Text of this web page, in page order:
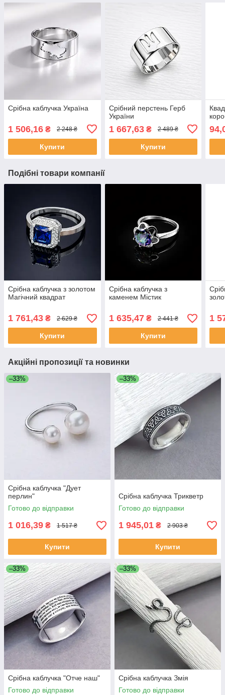
Срібна каблучка Україна
1 506,16 ₴ 2 248 ₴
Купити
Срібний перстень Герб
України
1 667,63₴ 2 489 ₴
Купити
Подібні товари компанії
Срібна каблучка з золотом
Магічний квадрат
1 761,43 ₴ 2 629 ₴
Купити
Срібна каблучка з
каменем Містик
1 635,47₴ 2 441 ₴
Купити
1
Акційні пропозиції та новинки
–33%
Срібна каблучка "Дует
перлин"
Готово до відправки
1 016,39 ₴ 1 517 ₴
Купити
–33%
Срібна каблучка Трикветр
Готово до відправки
1 945,01 ₴ 2 903 ₴
Купити
–33%
Срібна каблучка "Отче наш"
Готово до відправки
–33%
Срібна каблучка Змія
Готово до відправки